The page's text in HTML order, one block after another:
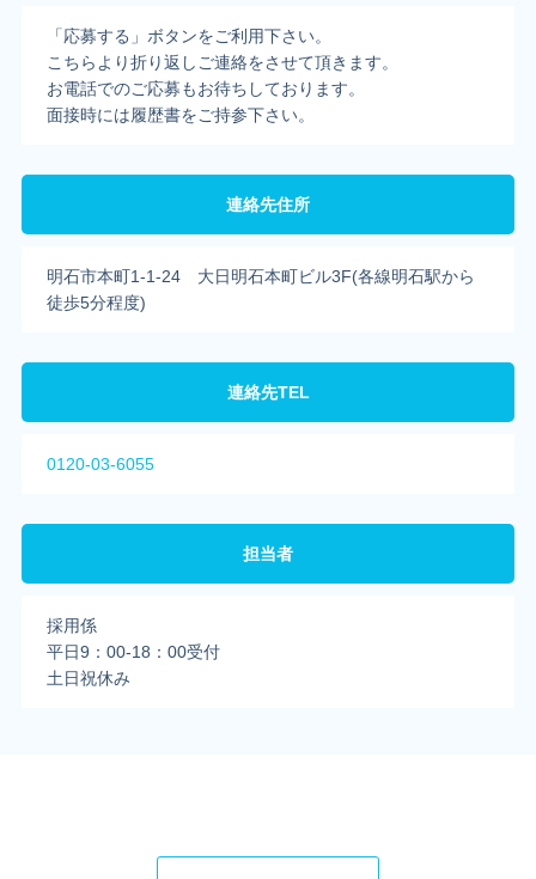
「応募する」ボタンをご利用下さい。
こちらより折り返しご連絡をさせて頂きます。
お電話でのご応募もお待ちしております。
面接時には履歴書をご持参下さい。
連絡先住所
明石市本町1-1-24 大日明石本町ビル3F(各線明石駅から
徒歩5分程度)
連絡先TEL
0120-03-6055
担当者
採用係
平日9：00-18：00受付
土日祝休み